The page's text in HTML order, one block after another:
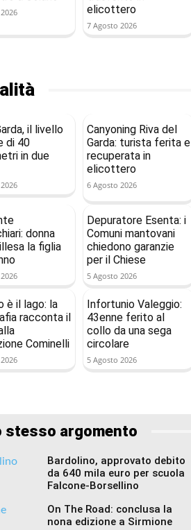
elicottero
7 Agosto 2026
il livello
di 40
in due
Canyoning Riva del
Garda: turista ferita e
recuperata in
elicottero
6 Agosto 2026
donna
la figlia
Depuratore Esenta: i
Comuni mantovani
chiedono garanzie
per il Chiese
5 Agosto 2026
è il lago: la
racconta il
Cominelli
Infortunio Valeggio:
43enne ferito al
collo da una sega
circolare
5 Agosto 2026
stesso argomento
Bardolino, approvato debito
da 640 mila euro per scuola
Falcone-Borsellino
On The Road: conclusa la
nona edizione a Sirmione